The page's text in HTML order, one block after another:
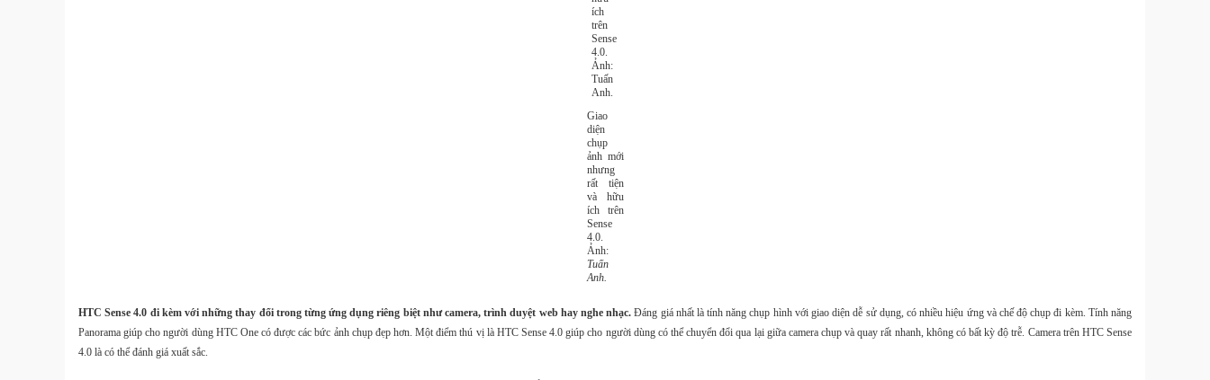
Giao
diện
chụp
ảnh mới
nhưng
rất tiện
và hữu
ích trên
Sense
4.0.
Ảnh:
Tuấn
Anh.
HTC Sense 4.0 đi kèm với những thay đổi trong từng ứng dụng riêng biệt như camera, trình duyệt web hay nghe nhạc. Đáng giá nhất là tính năng chụp hình với giao diện dễ sử dụng, có nhiều hiệu ứng và chế độ chụp đi kèm. Tính năng
Panorama giúp cho người dùng HTC One có được các bức ảnh chụp đẹp hơn. Một điểm thú vị là HTC Sense 4.0 giúp cho người dùng có thể chuyển đổi qua lại giữa camera chụp và quay rất nhanh, không có bất kỳ độ trễ. Camera trên HTC Sense
4.0 là có thể đánh giá xuất sắc.